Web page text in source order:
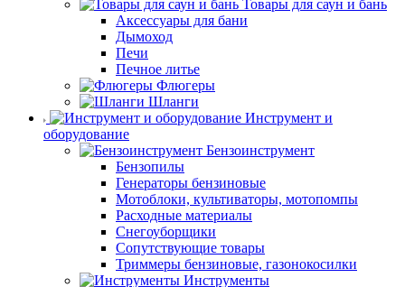
Товары для саун и бань
Аксессуары для бани
Дымоход
Печи
Печное литье
Флюгеры
Шланги
Инструмент и
оборудование
Бензоинструмент
Бензопилы
Генераторы бензиновые
Мотоблоки, культиваторы, мотопомпы
Расходные материалы
Снегоуборщики
Сопутствующие товары
Триммеры бензиновые, газонокосилки
Инструменты